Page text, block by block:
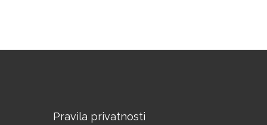
Pravila privatnosti